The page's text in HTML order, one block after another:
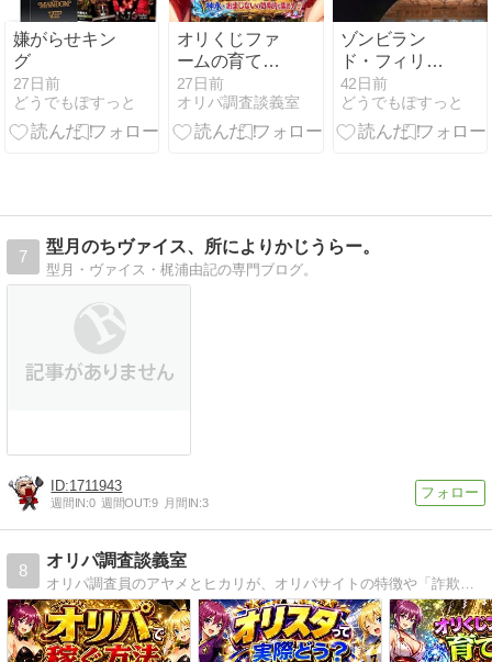
嫌がらせキン
グ
27日前
どうでもぽすっと
オリくじファ
ームの育て方
完全ガイド｜
神水・おまじ
ないの効率的
27日前
オリパ調査談義室
ゾンビラン
ド・フィリピ
ン
42日前
どうでもぽすっと
7
型月のちヴァイス、所によりかじうらー。
型月・ヴァイス・梶浦由記の専門ブログ。
1711943
週間IN:0 週間OUT:9 月間IN:3
8
オリパ調査談義室
オリパ調査員のアヤメとヒカリが、オリパサイトの特徴や「詐欺？」「ヤバイ？」と不安視される理由を丁寧に調査。各サイトの紹介や他オリパとの比較、お得なクーポン情報まで、最新の状況を交えながら、オリパ初心者にもわかりやすく楽しく解説します。